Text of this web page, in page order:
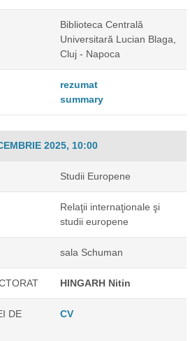
Biblioteca Centrală
Universitară Lucian Blaga,
Cluj - Napoca
rezumat
summary
2025, 10:00
Studii Europene
Relaţii internaţionale şi
studii europene
sala Schuman
HINGARH Nitin
DE
CV